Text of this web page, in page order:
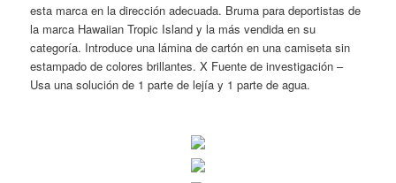
esta marca en la dirección adecuada. Bruma para deportistas de
la marca Hawaiian Tropic Island y la más vendida en su
categoría. Introduce una lámina de cartón en una camiseta sin
estampado de colores brillantes. X Fuente de investigación –
Usa una solución de 1 parte de lejía y 1 parte de agua.